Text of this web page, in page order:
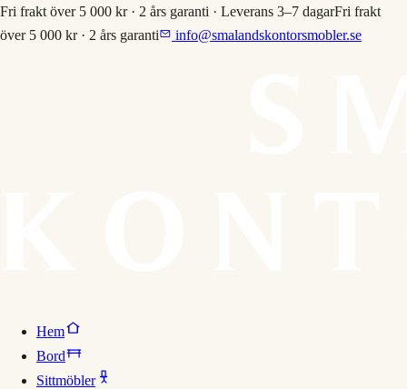
Fri frakt över 5 000 kr · 2 års garanti · Leverans 3–7 dagarFri frakt
över 5 000 kr · 2 års garanti
info@smalandskontorsmobler.se
Hem
Bord
Sittmöbler